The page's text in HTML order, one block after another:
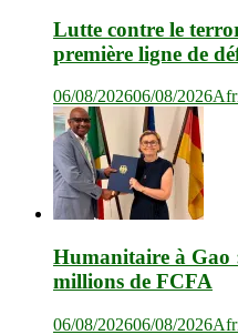
Lutte contre le
première ligne de
06/08/202606/08/2026
Humanitaire à Gao
millions de FCFA
06/08/202606/08/2026